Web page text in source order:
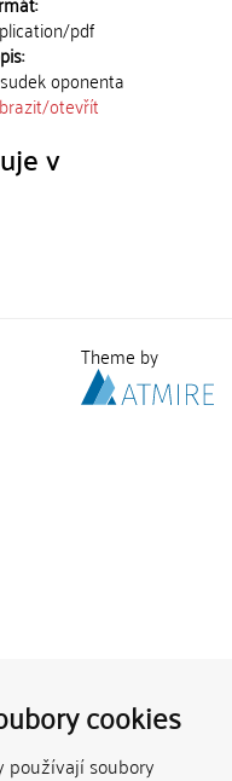
cookies
používají soubory
pdf
oponenta
otevřít
v
Theme by